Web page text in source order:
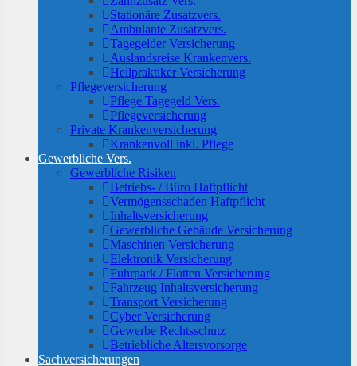
Stationäre Zusatzvers.
Ambulante Zusatzvers.
Tagegelder Versicherung
Auslandsreise Krankenvers.
Heilpraktiker Versicherung
Pflegeversicherung
Pflege Tagegeld Vers.
Pflegeversicherung
Private Krankenversicherung
Krankenvoll inkl. Pflege
Gewerbliche Vers.
Gewerbliche Risiken
Betriebs- / Büro Haftpflicht
Vermögensschaden Haftpflicht
Inhaltsversicherung
Gewerbliche Gebäude Versicherung
Maschinen Versicherung
Elektronik Versicherung
Fuhrpark / Flotten Versicherung
Fahrzeug Inhaltsversicherung
Transport Versicherung
Cyber Versicherung
Gewerbe Rechtsschutz
Betriebliche Altersvorsorge
Sachversicherungen